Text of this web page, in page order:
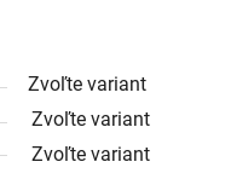
Zvoľte variant
Zvoľte variant
Zvoľte variant